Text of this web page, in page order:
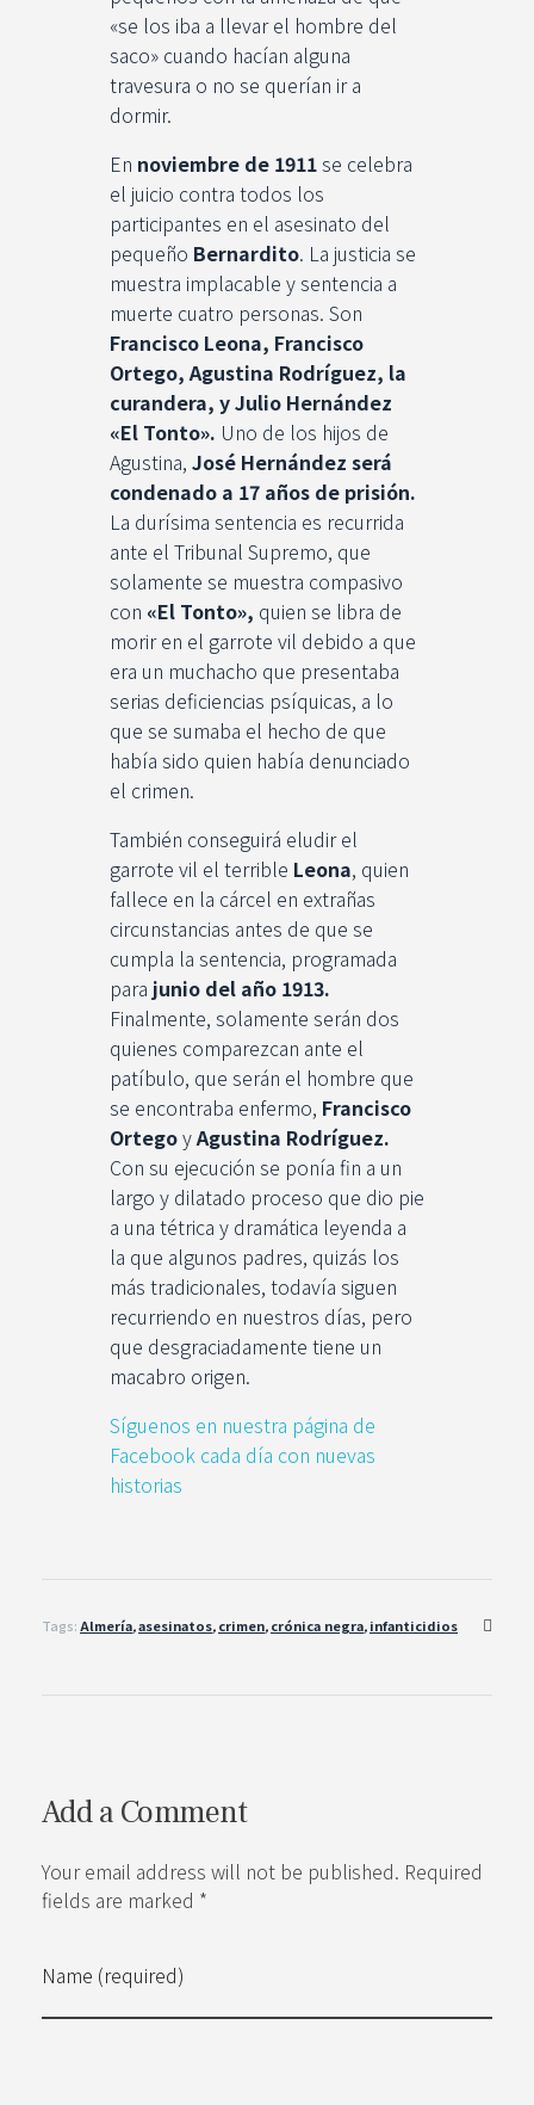
«se los iba a llevar el hombre del
saco» cuando hacían alguna
travesura o no se querían ir a
dormir.
En noviembre de 1911se celebra
el juicio contra todos los
participantes en el asesinato del
pequeño Bernardito. La justicia se
muestra implacable y sentencia a
muerte cuatro personas. Son
Francisco Leona, Francisco
Ortego, Agustina Rodríguez, la
curandera, y Julio Hernández
«El Tonto». Uno de los hijos de
Agustina, José Hernández será
condenado a 17 años de prisión.
La durísima sentencia es recurrida
ante el Tribunal Supremo, que
solamente se muestra compasivo
con «El Tonto», quien se libra de
morir en el garrote vil debido a que
era un muchacho que presentaba
serias deficiencias psíquicas, a lo
que se sumaba el hecho de que
había sido quien había denunciado
el crimen.
También conseguirá eludir el
garrote vil el terrible Leona, quien
fallece en la cárcel en extrañas
circunstancias antes de que se
cumpla la sentencia, programada
para junio del año 1913.
Finalmente, solamente serán dos
quienes comparezcan ante el
patíbulo, que serán el hombre que
se encontraba enfermo, Francisco
OrtegoyAgustina Rodríguez.
Con su ejecución se ponía fin a un
largo y dilatado proceso que dio pie
a una tétrica y dramática leyenda a
la que algunos padres, quizás los
más tradicionales, todavía siguen
recurriendo en nuestros días, pero
que desgraciadamente tiene un
macabro origen.
Síguenos en nuestra página de
Facebook cada día con nuevas
historias
Tags:Almería,asesinatos,crimen,crónica negra,infanticidios
Add a Comment
Your email address will not be published. Required
fields are marked *
Name (required)